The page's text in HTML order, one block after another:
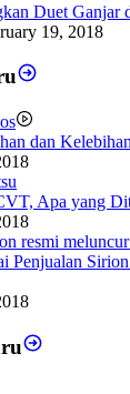
Duet Ganjar
19, 2018
dan
Apa yang
Penjualan